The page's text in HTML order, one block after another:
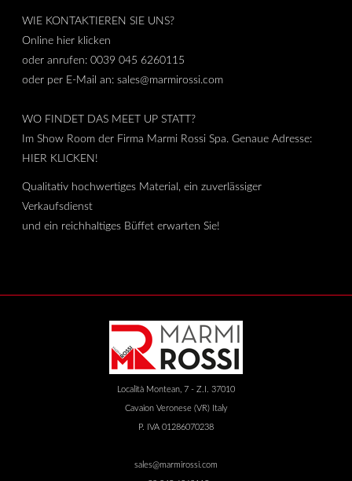
WIE KONTAKTIEREN SIE UNS?
Online hier klicken
oder anrufen: 0039 045 6260115
oder per E-Mail an: sales@marmirossi.com
WO FINDET DAS MEET UP STATT?
Im Show Room der Firma Marmi Rossi Spa. Genaue Adresse:
HIER KLICKEN!
Qualitativ hochwertiges Material, ein zuverlässiger
Verkaufsdienst
und ein reichhaltiges Büffet erwarten Sie!
Località Montean, 7 - Z.I. 37010
Cavaion Veronese (VR) Italy
P. IVA 01286070238
sales@marmirossi.com